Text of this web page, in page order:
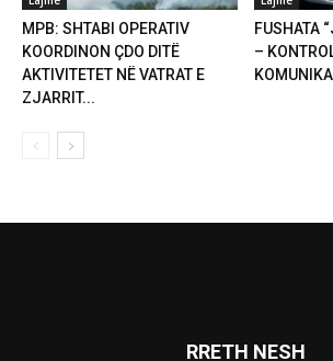
MPB: SHTABI OPERATIV
KOORDINON ÇDO DITË
AKTIVITETET NË VATRAT E
ZJARRIT...
FUSHATA
–
RRETH NESH